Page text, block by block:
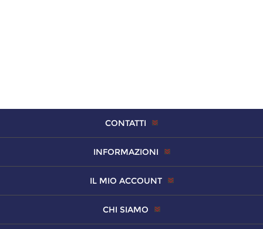
CONTATTI
INFORMAZIONI
IL MIO ACCOUNT
CHI SIAMO